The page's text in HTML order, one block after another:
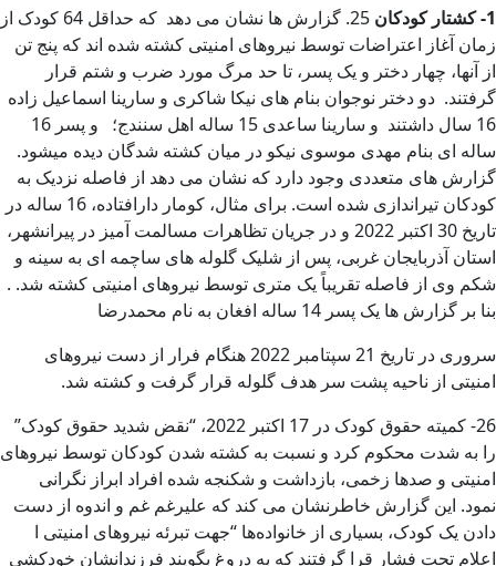
1- کشتار کودکان
25. گزارش ها نشان می دهد که حداقل 64 کودک از
زمان آغاز اعتراضات توسط نیروهای امنیتی کشته شده اند که پنج تن
از آنها، چهار دختر و یک پسر، تا حد مرگ مورد ضرب و شتم قرار
گرفتند. دو دختر نوجوان بنام های نیکا شاکری و سارینا اسماعیل زاده
16 سال داشتند و سارینا ساعدی 15 ساله اهل سنندج؛ و پسر 16
ساله ای بنام مهدی موسوی نیکو در میان کشته شدگان دیده میشود.
گزارش های متعددی وجود دارد که نشان می دهد از فاصله نزدیک به
کودکان تیراندازی شده است. برای مثال، کومار دارافتاده، 16 ساله در
تاریخ 30 اکتبر 2022 و در جریان تظاهرات مسالمت آمیز در پیرانشهر،
استان آذربایجان غربی، پس از شلیک گلوله های ساچمه ای به سینه و
شکم وی از فاصله تقریباً یک متری توسط نیروهای امنیتی کشته شد. .
بنا بر گزارش ها یک پسر 14 ساله افغان به نام محمدرضا
سروری در تاریخ 21 سپتامبر 2022 هنگام فرار از دست نیروهای
امنیتی از ناحیه پشت سر هدف گلوله قرار گرفت و کشته شد.
26- کمیته حقوق کودک در 17 اکتبر 2022، “نقض شدید حقوق کودک”
را به شدت محکوم کرد و نسبت به کشته شدن کودکان توسط نیروهای
امنیتی و صدها زخمی، بازداشت و شکنجه شده افراد ابراز نگرانی
نمود. این گزارش خاطرنشان می کند که علیرغم غم و اندوه از دست
دادن یک کودک، بسیاری از خانواده‌ها “جهت تبرئه نیروهای امنیتی ا
اعلام تحت فشار قرا گرفتند که به دروغ بگویند فرزندانشان خودکشی